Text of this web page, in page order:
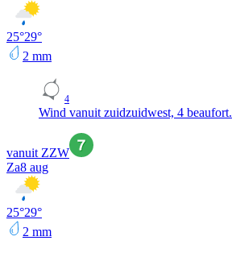
25°29°
2 mm
4
Wind vanuit zuidzuidwest, 4 beaufort.
vanuit ZZW
Za8 aug
25°29°
2 mm